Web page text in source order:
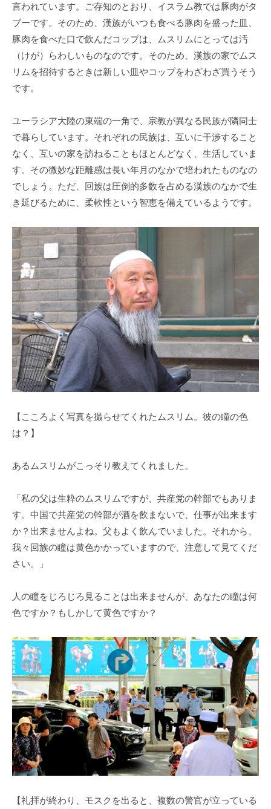
言われています。ご存知のとおり、イスラム教では豚肉がタ
ブーです。そのため、漢族がいつも食べる豚肉を盛った皿、
豚肉を食べた口で飲んだコップは、ムスリムにとっては汚
（けが）らわしいものなのです。そのため、漢族の家でムス
リムを招待するときは新しい皿やコップをわざわざ買うそう
です。
ユーラシア大陸の東端の一角で、宗教が異なる民族が隣同士
で暮らしています。それぞれの民族は、互いに干渉すること
なく、互いの家を訪ねることもほとんどなく、生活していま
す。その微妙な距離感は長い年月のなかで培われたものなの
でしょう。ただ、回族は圧倒的多数を占める漢族のなかで生
き延びるために、柔軟性という智恵を備えているようです。
【こころよく写真を撮らせてくれたムスリム。彼の瞳の色
は？】
あるムスリムがこっそり教えてくれました。
「私の父は生粋のムスリムですが、共産党の幹部でもありま
す。中国で共産党の幹部が酒を飲まないで、仕事が出来ます
か？出来ませんよね。父もよく飲んでいました。それから、
我々回族の瞳は黄色かかっていますので、注意して見てくだ
さい。」
人の瞳をじろじろ見ることは出来ませんが、あなたの瞳は何
色ですか？もしかして黄色ですか？
【礼拝が終わり、モスクを出ると、複数の警官が立っている